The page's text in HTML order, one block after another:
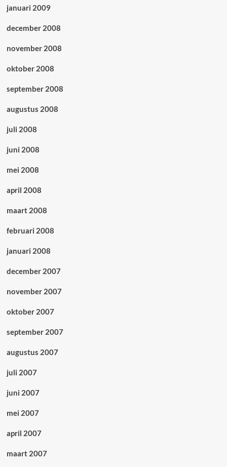
januari 2009
december 2008
november 2008
oktober 2008
september 2008
augustus 2008
juli 2008
juni 2008
mei 2008
april 2008
maart 2008
februari 2008
januari 2008
december 2007
november 2007
oktober 2007
september 2007
augustus 2007
juli 2007
juni 2007
mei 2007
april 2007
maart 2007